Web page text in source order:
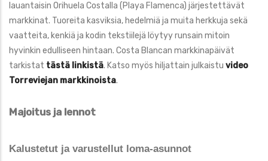
lauantaisin Orihuela Costalla (Playa Flamenca) järjestettävät
markkinat. Tuoreita kasviksia, hedelmiä ja muita herkkuja sekä
vaatteita, kenkiä ja kodin tekstiilejä löytyy runsain mitoin
hyvinkin edulliseen hintaan. Costa Blancan markkinapäivät
tarkistat tästä linkistä. Katso myös hiljattain julkaistu video
Torreviejan markkinoista.
Majoitus ja lennot
Kalustetut ja varustellut loma-asunnot